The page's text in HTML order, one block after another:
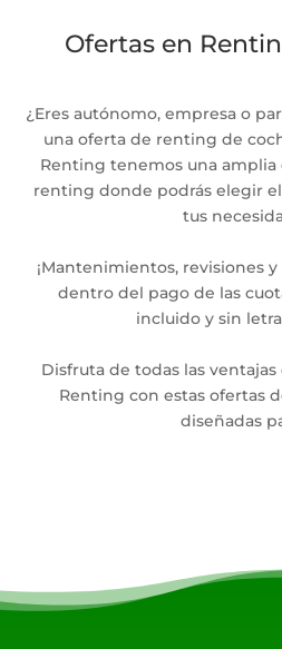
Ofertas en
¿Eres autónomo, empresa o
una oferta de renting de
Renting tenemos una
renting donde podrás elegir
tus
¡Mantenimientos, revisiones
dentro del pago de las
incluido y sin
Disfruta de todas las
Renting con estas ofertas
diseñadas